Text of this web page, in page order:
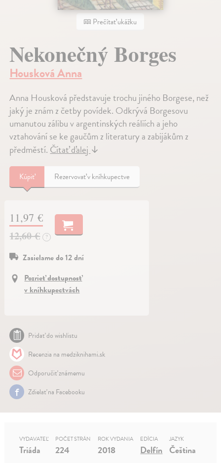
Prečítať ukážku
Nekonečný Borges
Housková Anna
Anna Housková představuje trochu jiného Borgese, než
jaký je znám z četby povídek. Odkrývá Borgesovu
umanutou zálibu v argentinských reáliích a jeho
vztahování se ke gaučům z literatury a zabijákům z
předměstí.Čítať ďalej↓
Kúpiť Rezervovať v kníhkupectve
11,97 €
12,60 €
?
Zasielame do 12 dní
Pozrieť dostupnosť
v kníhkupectvách
Pridať do wishlistu
Recenzia na medziknihami.sk
Odporučiť známemu
Zdielať na Facebooku
VYDAVATEĽ
Triáda
POČET STRÁN
224
ROK VYDANIA
2018
EDÍCIA
Delfín
JAZYK
Čeština